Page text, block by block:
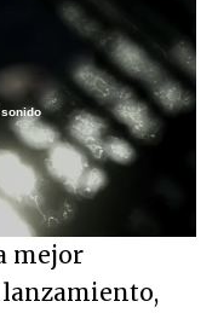
mejor